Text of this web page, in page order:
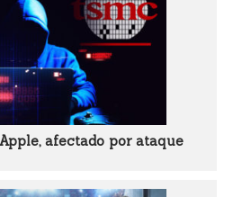
afectado por ataque